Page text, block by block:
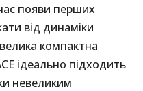
появи перших
від динаміки
компактна
ідеально підходить
невеликим